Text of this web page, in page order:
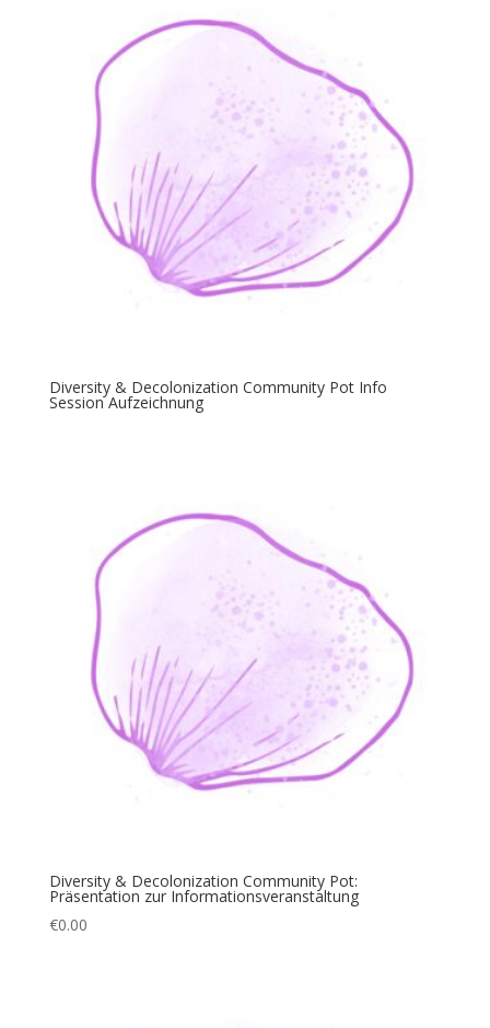
Diversity & Decolonization Community Pot Info
Session Aufzeichnung
Diversity & Decolonization Community Pot:
Präsentation zur Informationsveranstaltung
€0.00